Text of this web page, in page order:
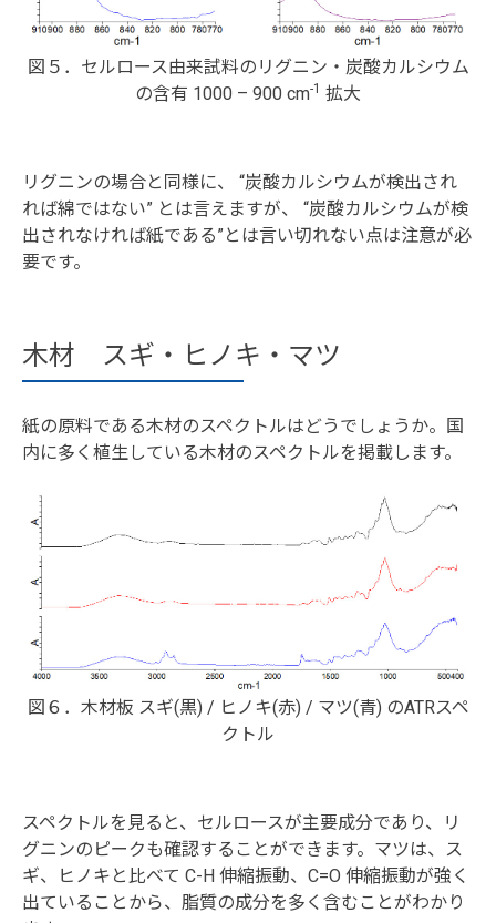
図５．セルロース由来試料のリグニン・炭酸カルシウム
の含有 1000 – 900 cm-1 拡大
リグニンの場合と同様に、 “炭酸カルシウムが検出され
れば綿ではない” とは言えますが、 “炭酸カルシウムが検
出されなければ紙である”とは言い切れない点は注意が必
要です。
木材 スギ・ヒノキ・マツ
紙の原料である木材のスペクトルはどうでしょうか。国
内に多く植生している木材のスペクトルを掲載します。
図６．木材板 スギ(黒) / ヒノキ(赤) / マツ(青) のATRスペ
クトル
スペクトルを見ると、セルロースが主要成分であり、リ
グニンのピークも確認することができます。マツは、ス
ギ、ヒノキと比べて C-H 伸縮振動、C=O 伸縮振動が強く
出ていることから、脂質の成分を多く含むことがわかり